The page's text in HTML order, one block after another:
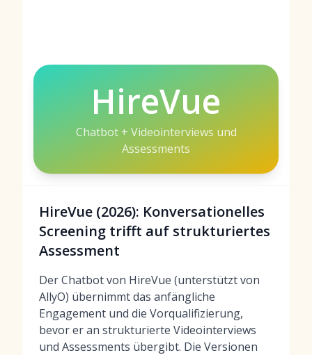
HireVue
Chatbot + Videointerviews und
Assessments
HireVue (2026): Konversationelles
Screening trifft auf strukturiertes
Assessment
Der Chatbot von HireVue (unterstützt von
AllyO) übernimmt das anfängliche
Engagement und die Vorqualifizierung,
bevor er an strukturierte Videointerviews
und Assessments übergibt. Die Versionen